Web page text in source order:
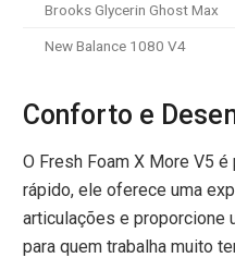
Brooks Glycerin Ghost Max
New Balance 1080 V4
Conforto e
O Fresh Foam X More V5
rápido, ele oferece uma
articulações e proporcione
para quem trabalha muito